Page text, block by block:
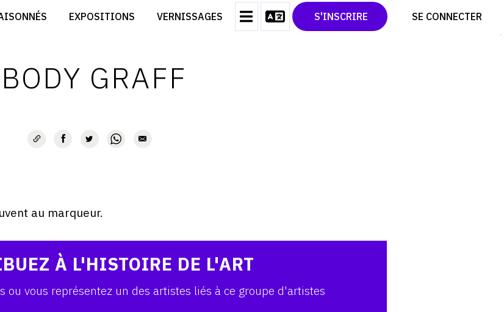
EXPOSITIONS VERNISSAGES S'INSCRIRE SE CONNECTER
CRÉER SON CATALOGUE D'EXPO
CONTACT
CGU
TWITTER
PINTEREST
BODY GRAFF
au marqueur.
À L'HISTOIRE DE L'ART
ou vous représentez un des artistes liés à ce groupe d'artistes